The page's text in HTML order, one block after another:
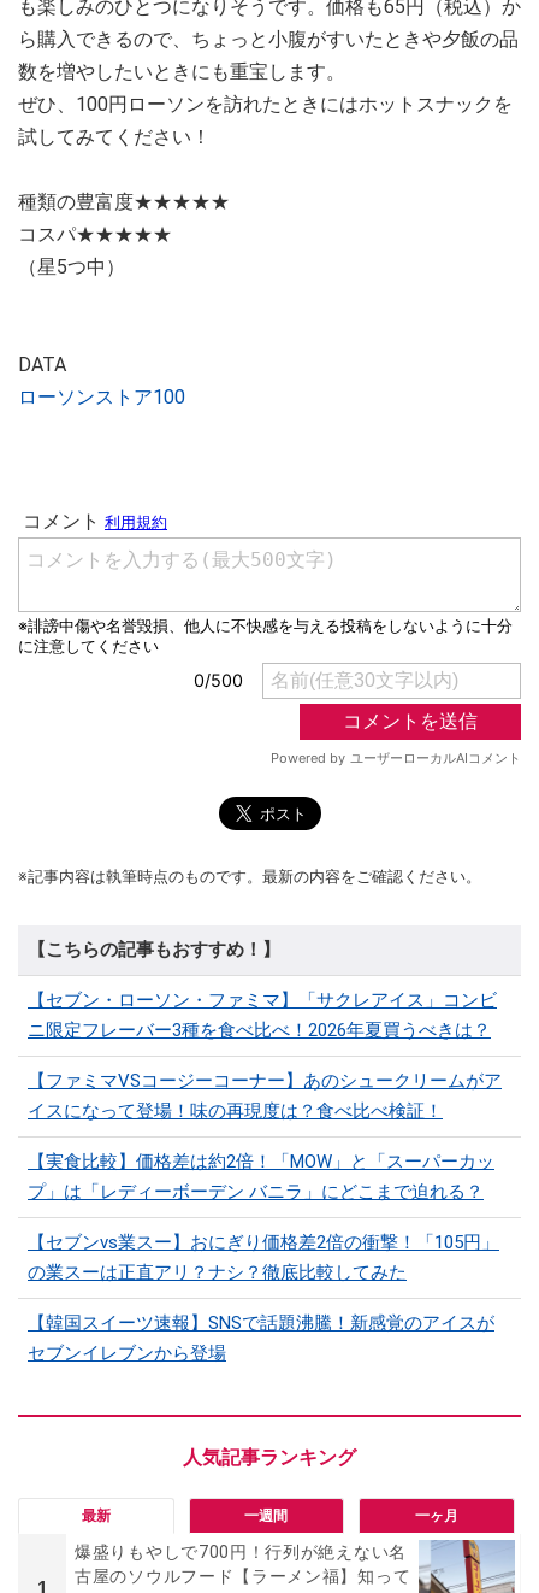
も楽しみのひとつになりそうです。価格も65円（税込）か
ら購入できるので、ちょっと小腹がすいたときや夕飯の品
数を増やしたいときにも重宝します。
ぜひ、100円ローソンを訪れたときにはホットスナックを
試してみてください！
種類の豊富度★★★★★
コスパ★★★★★
（星5つ中）
DATA
ローソンストア100
※記事内容は執筆時点のものです。最新の内容をご確認ください。
【こちらの記事もおすすめ！】
【セブン・ローソン・ファミマ】「サクレアイス」コンビ
ニ限定フレーバー3種を食べ比べ！2026年夏買うべきは？
【ファミマVSコージーコーナー】あのシュークリームがア
イスになって登場！味の再現度は？食べ比べ検証！
【実食比較】価格差は約2倍！「MOW」と「スーパーカッ
プ」は「レディーボーデン バニラ」にどこまで迫れる？
【セブンvs業スー】おにぎり価格差2倍の衝撃！「105円」
の業スーは正直アリ？ナシ？徹底比較してみた
【韓国スイーツ速報】SNSで話題沸騰！新感覚のアイスが
セブンイレブンから登場
最新 一週間 一ヶ月
1
爆盛りもやしで700円！行列が絶えない名
古屋のソウルフード【ラーメン福】知って